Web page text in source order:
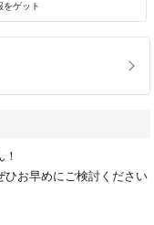
ゲット
お早めにご検討ください